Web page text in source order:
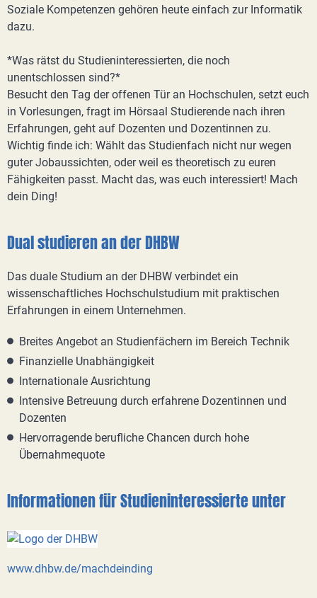
Soziale Kompetenzen gehören heute einfach zur Informatik
dazu.
*Was rätst du Studieninteressierten, die noch
unentschlossen sind?*
Besucht den Tag der offenen Tür an Hochschulen, setzt euch
in Vorlesungen, fragt im Hörsaal Studierende nach ihren
Erfahrungen, geht auf Dozenten und Dozentinnen zu.
Wichtig finde ich: Wählt das Studienfach nicht nur wegen
guter Jobaussichten, oder weil es theoretisch zu euren
Fähigkeiten passt. Macht das, was euch interessiert! Mach
dein Ding!
Dual studieren an der DHBW
Das duale Studium an der DHBW verbindet ein
wissenschaftliches Hochschulstudium mit praktischen
Erfahrungen in einem Unternehmen.
Breites Angebot an Studienfächern im Bereich Technik
Finanzielle Unabhängigkeit
Internationale Ausrichtung
Intensive Betreuung durch erfahrene Dozentinnen und
Dozenten
Hervorragende berufliche Chancen durch hohe
Übernahmequote
Informationen für Studieninteressierte unter
www.dhbw.de/machdeinding